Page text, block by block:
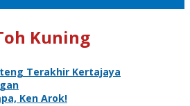
Kuning
Terakhir Kertajaya
Ken Arok!